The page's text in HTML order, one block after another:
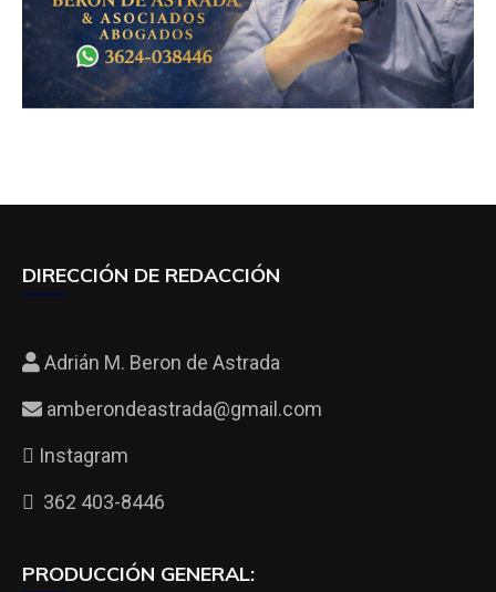
DIRECCIÓN DE REDACCIÓN
Adrián M. Beron de Astrada
amberondeastrada@gmail.com
Instagram
362 403-8446
PRODUCCIÓN GENERAL: